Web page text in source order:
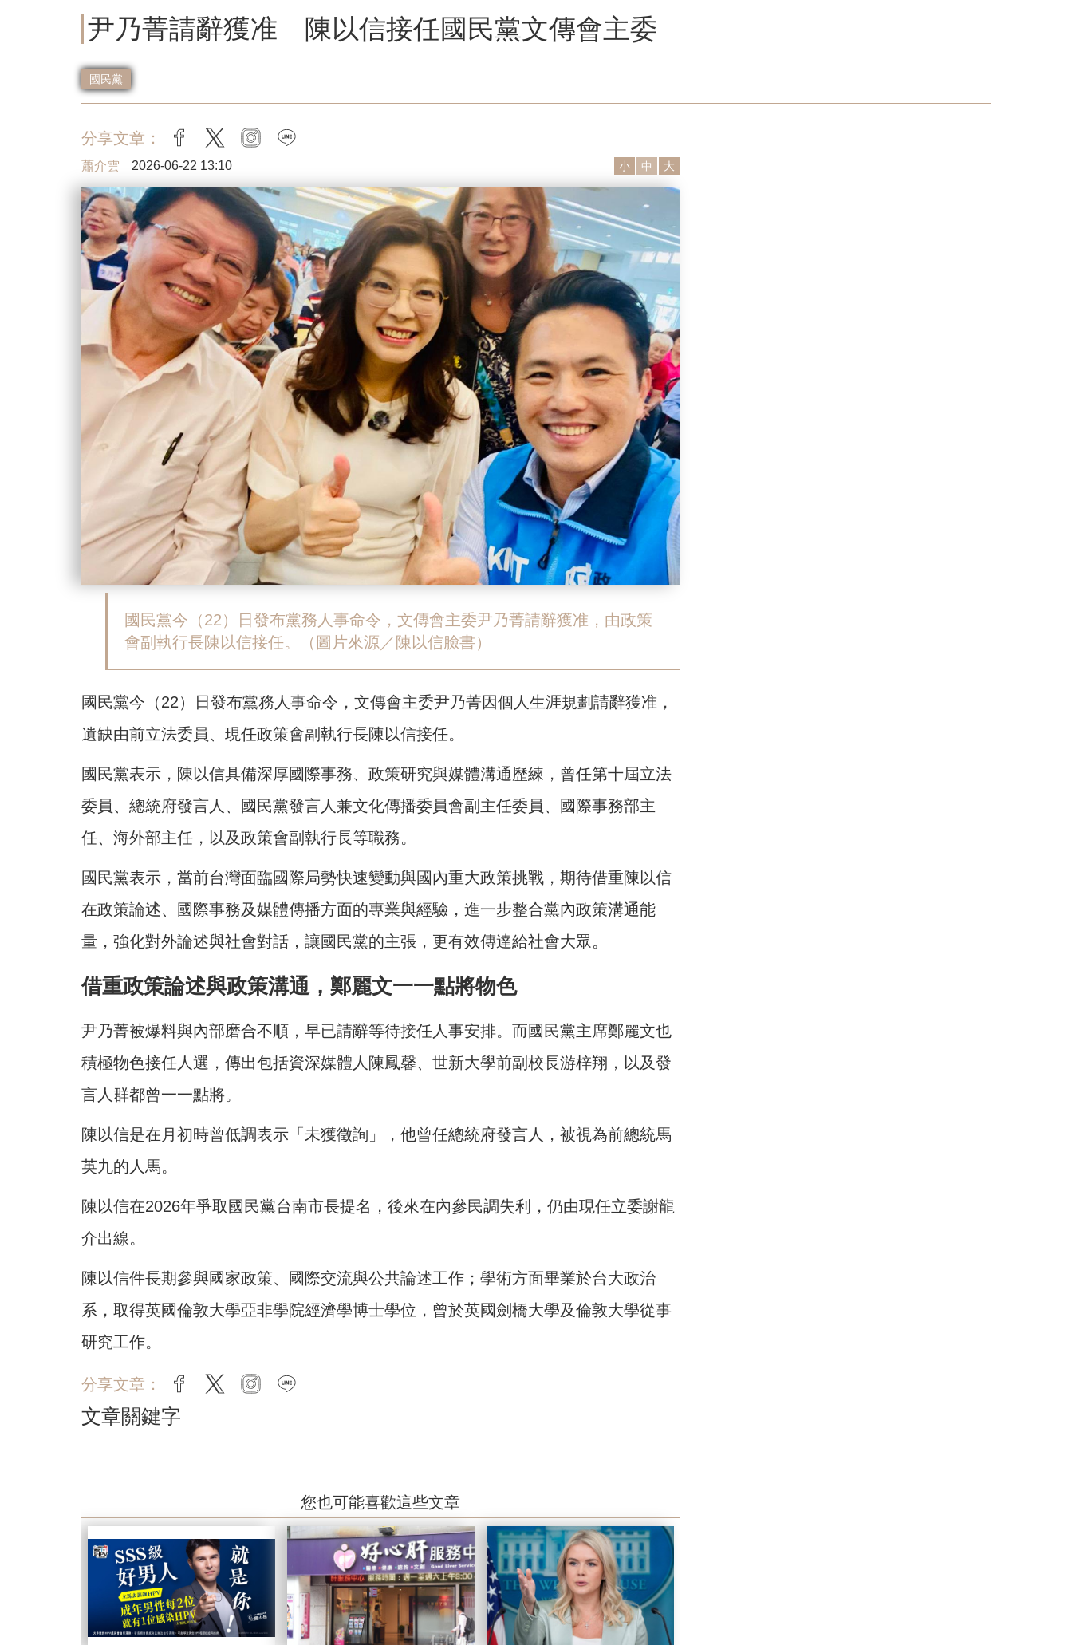
尹乃菁請辭獲准 陳以信接任國民黨文傳會主委
國民黨
分享文章： facebook
twitter instagram
蕭介雲 2026-06-22 13:10 小 中 大
國民黨今（22）日發布黨務人事命令，文傳會主委尹乃菁請辭獲准，由政策
會副執行長陳以信接任。（圖片來源／陳以信臉書）
國民黨今（22）日發布黨務人事命令，文傳會主委尹乃菁因個人生涯規劃請辭獲准，
遺缺由前立法委員、現任政策會副執行長陳以信接任。
國民黨表示，陳以信具備深厚國際事務、政策研究與媒體溝通歷練，曾任第十屆立法
委員、總統府發言人、國民黨發言人兼文化傳播委員會副主任委員、國際事務部主
任、海外部主任，以及政策會副執行長等職務。
國民黨表示，當前台灣面臨國際局勢快速變動與國內重大政策挑戰，期待借重陳以信
在政策論述、國際事務及媒體傳播方面的專業與經驗，進一步整合黨內政策溝通能
量，強化對外論述與社會對話，讓國民黨的主張，更有效傳達給社會大眾。
借重政策論述與政策溝通，鄭麗文一一點將物色
尹乃菁被爆料與內部磨合不順，早已請辭等待接任人事安排。而國民黨主席鄭麗文也
積極物色接任人選，傳出包括資深媒體人陳鳳馨、世新大學前副校長游梓翔，以及發
言人群都曾一一點將。
陳以信是在月初時曾低調表示「未獲徵詢」，他曾任總統府發言人，被視為前總統馬
英九的人馬。
陳以信在2026年爭取國民黨台南市長提名，後來在內參民調失利，仍由現任立委謝龍
介出線。
陳以信件長期參與國家政策、國際交流與公共論述工作；學術方面畢業於台大政治
系，取得英國倫敦大學亞非學院經濟學博士學位，曾於英國劍橋大學及倫敦大學從事
研究工作。
分享文章： facebook
twitter instagram
文章關鍵字
您也可能喜歡這些文章